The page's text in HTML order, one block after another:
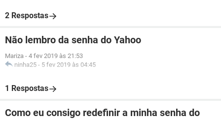
2 Respostas
Não lembro da senha do Yahoo
Mariza - 4 fev 2019 às 21:53
ninha25 - 5 fev 2019 às 04:45
1 Respostas
Como eu consigo redefinir a minha senha do